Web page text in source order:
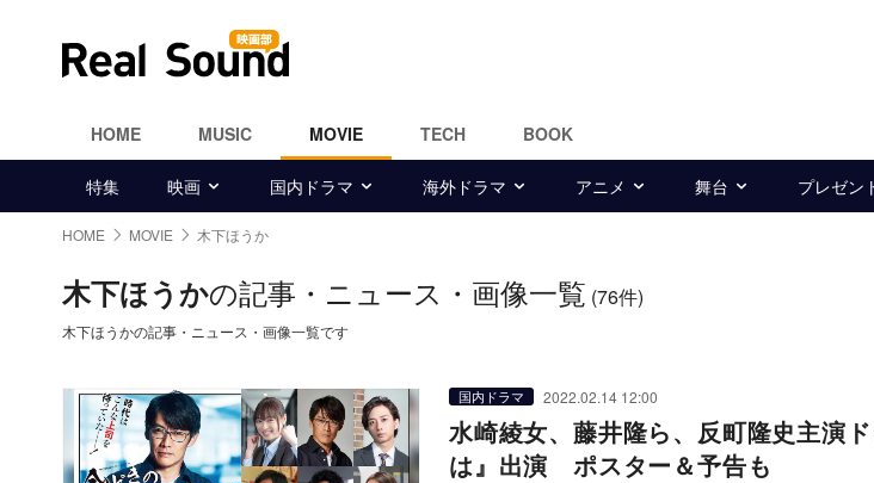
HOME MUSIC MOVIE TECH BOOK
特集 映画 国内ドラマ 海外ドラマ アニメ 舞台 プレゼン
HOME MOVIE 木下ほうか
木下ほうかの記事・ニュース・画像一覧 (76件)
木下ほうかの記事・ニュース・画像一覧です
国内ドラマ 2022.02.14 12:00
水崎綾女、藤井隆ら、反町隆史主演
は』出演 ポスター＆予告も